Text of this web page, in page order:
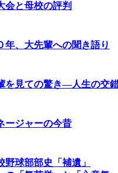
会と母校の評判
年、大先輩への聞き語り
を見ての驚き―人生の交
ージャーの今昔
球部部史「補遺」